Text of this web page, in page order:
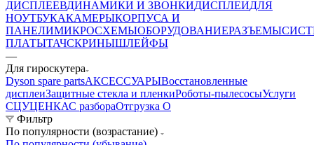
ДИСПЛЕЕВДИНАМИКИ И ЗВОНКИДИСПЛЕИДЛЯ
НОУТБУКАКАМЕРЫКОРПУСА И
ПАНЕЛИМИКРОСХЕМЫОБОРУДОВАНИЕРАЗЪЕМЫ
ПЛАТЫТАЧСКРИНЫШЛЕЙФЫ
—
Для гироскутера
Dyson spare partsАКСЕССУАРЫВосстановленные
дисплеиЗащитные стекла и пленкиРоботы-пылесосыУслуги
СЦУЦЕНКАС разбораОтгрузка О
Фильтр
По популярности (возрастание)